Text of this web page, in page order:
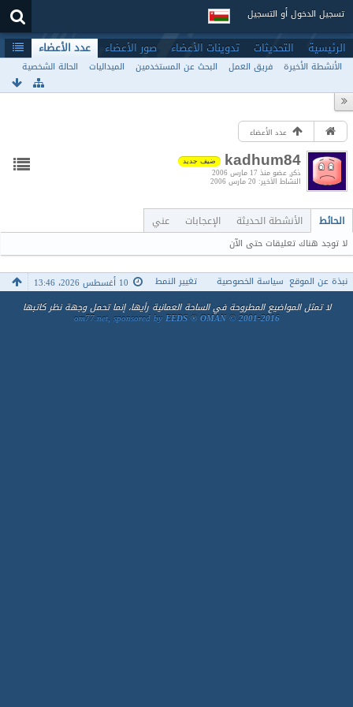
تسجيل الدخول أو التسجيل
الرئيسية التحديثات تدوينات الأعضاء صور الأعضاء عدد الأعضاء
الأنشطة الأخيرة فريق العمل البحث عن المستخدمين الميداليات الحالة الشخصية
عدد الأعضاء
kadhum84 ضيف جديد
ذكر عضو منذ 17 مارس 2006
النشاط الأخير 20 مارس 2006
الحائط الأنشطة الحديثة الإعجابات عني
لا توجد هناك تعليقات حتى الآن
نبذة عن الموقع سياسة الخصوصية 10 أغسطس 2026، 13:46
تغيير النمط
لا تمثل المواضيع المطروحة في الساحة العمانية رأيها، إنما تحمل وجهة نظر كاتبها
om77.net, sponsored byEEDS ® OMAN © 2001-2016